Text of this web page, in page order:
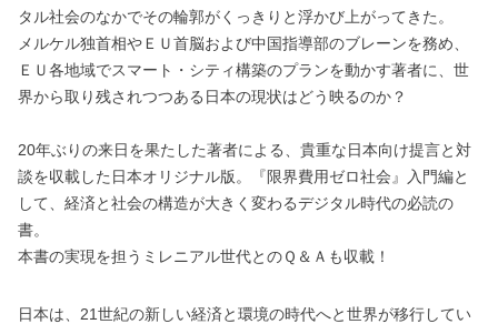
タル社会のなかでその輪郭がくっきりと浮かび上がってきた。
メルケル独首相やＥＵ首脳および中国指導部のブレーンを務め、
ＥＵ各地域でスマート・シティ構築のプランを動かす著者に、世
界から取り残されつつある日本の現状はどう映るのか？
20年ぶりの来日を果たした著者による、貴重な日本向け提言と対
談を収載した日本オリジナル版。『限界費用ゼロ社会』入門編と
して、経済と社会の構造が大きく変わるデジタル時代の必読の
書。
本書の実現を担うミレニアル世代とのＱ＆Ａも収載！
日本は、21世紀の新しい経済と環境の時代へと世界が移行してい